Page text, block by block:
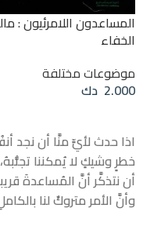
المساعدون اللامرئيون :
الخفاء
موضوعات مختلفة
2.000 دك
اذا حدث لأيٍّ منَّا أن نجد
خطرٍ وشيكٍ لا يُمكننا
أن نتذكَّر أنَّ المُساعدةَ
وأنَّ الأمر متروكٌ لنا